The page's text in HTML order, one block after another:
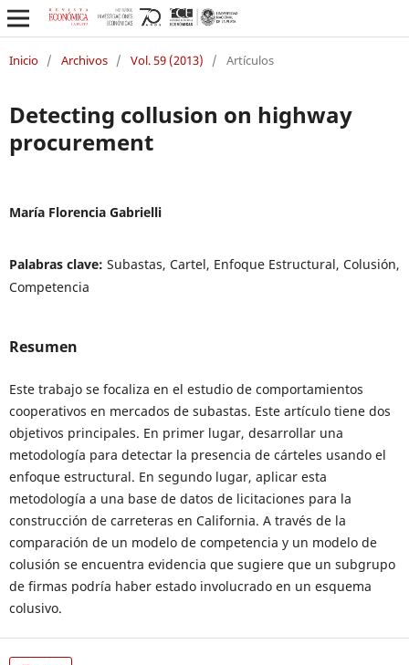
Inicio / Archivos / Vol. 59 (2013) / Artículos
Detecting collusion on highway
procurement
María Florencia Gabrielli
Palabras clave: Subastas, Cartel, Enfoque Estructural, Colusión,
Competencia
Resumen
Este trabajo se focaliza en el estudio de comportamientos
cooperativos en mercados de subastas. Este artículo tiene dos
objetivos principales. En primer lugar, desarrollar una
metodología para detectar la presencia de cárteles usando el
enfoque estructural. En segundo lugar, aplicar esta
metodología a una base de datos de licitaciones para la
construcción de carreteras en California. A través de la
comparación de un modelo de competencia y un modelo de
colusión se encuentra evidencia que sugiere que un subgrupo
de firmas podría haber estado involucrado en un esquema
colusivo.